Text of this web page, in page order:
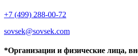
+7 (499) 288-00-72
sovsek@sovsek.com
*Организации и физические лица,